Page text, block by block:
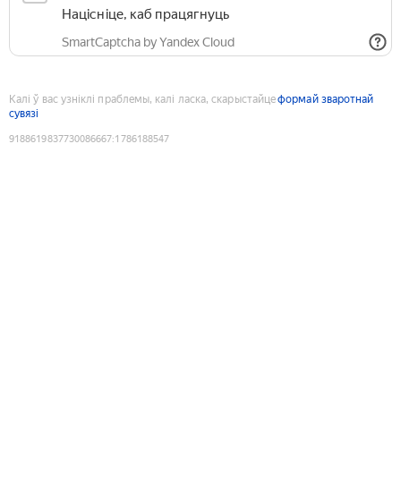
Націсніце, каб працягнуць
SmartCaptcha by Yandex Cloud
Калі ў вас узніклі праблемы, калі ласка, скарыстайцеформай зваротнай
сувязі
9188619837730086667:1786188547